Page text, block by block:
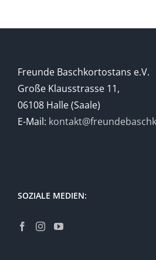
Freunde Baschkortostans e.V.
Große Klausstrasse 11,
06108 Halle (Saale)
E-Mail:
SOZIALE MEDIEN: